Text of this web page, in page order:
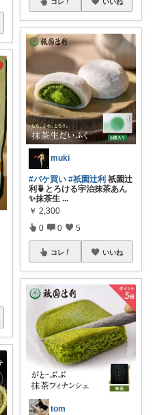
コレ いいね
muki
#パケ買い #祇園辻利 祇園辻
利🍵とろける宇治抹茶あん
✨抹茶生 ...
￥ 2,300
0 0 5
コレ いいね
tom